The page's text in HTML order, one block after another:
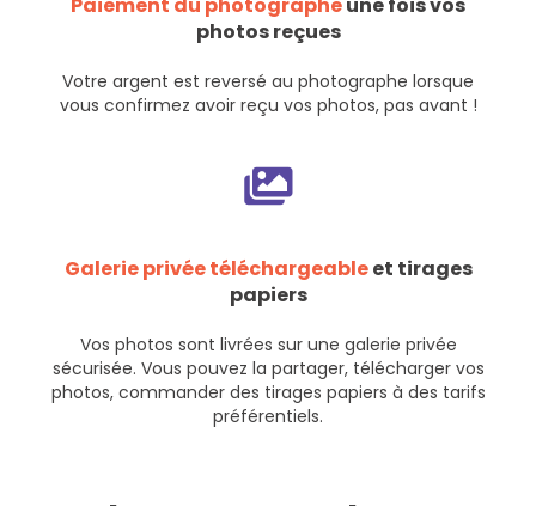
photos reçues
Votre argent est reversé au photographe lorsque
vous confirmez avoir reçu vos photos, pas avant !
Galerie privée téléchargeableet tirages
papiers
Vos photos sont livrées sur une galerie privée
sécurisée. Vous pouvez la partager, télécharger vos
photos, commander des tirages papiers à des tarifs
préférentiels.